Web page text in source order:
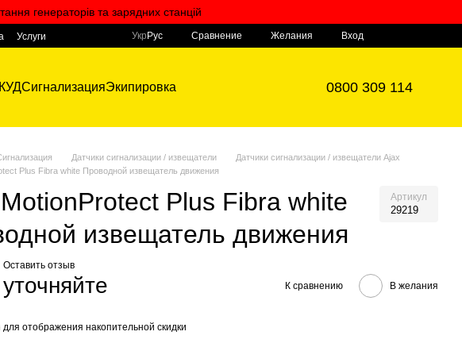
генераторів та зарядних станцій
Услуги
Укр Рус Сравнение Желания Вход
СигнализацияЭкипировка 0800 309 114
Датчики сигнализации / извещатели
Датчики сигнализации / извещатели Ajax
Plus Fibra white Проводной извещатель движения
Plus Fibra white
извещатель движения
Артикул
29219
Оставить отзыв
К сравнению В желания
для отображения накопительной скидки